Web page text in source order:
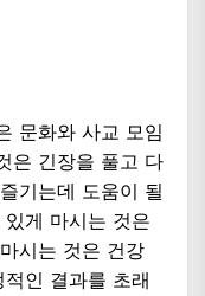
문화와 사교 모임
은 긴장을 풀고 다
기는데 도움이 될
게 마시는 것은
시는 것은 건강
인 결과를 초래